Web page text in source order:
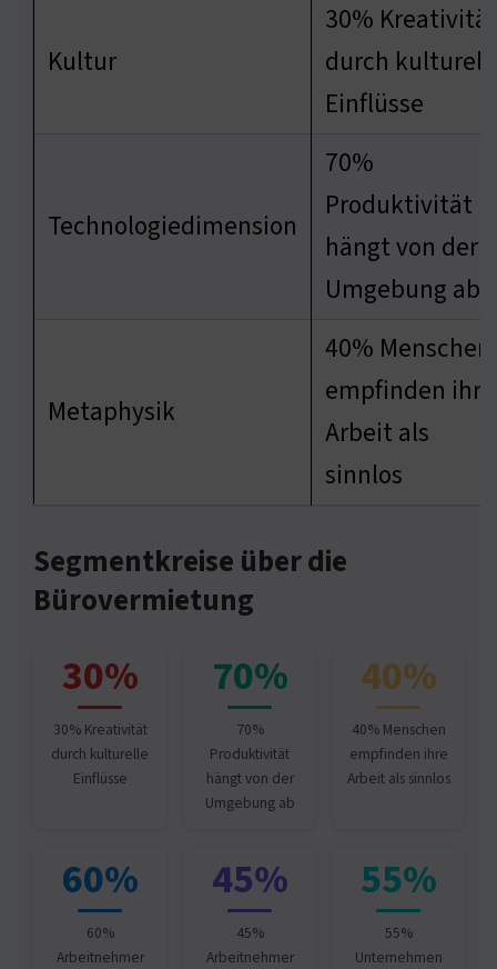
Kultur
30% Kreativität
durch
Einflüsse
Technologiedimension
70%
Produktivität
hängt von der
Umgebung ab
Metaphysik
40% Menschen
empfinden ihre
Arbeit als
sinnlos
Segmentkreise über die
Bürovermietung
30%
30% Kreativität
durch kulturelle
Einflüsse
70%
70%
Produktivität
hängt von der
Umgebung ab
40%
40% Menschen
empfinden ihre
Arbeit als sinnlos
60%
60%
Arbeitnehmer
45%
45%
Arbeitnehmer
55%
55%
Unternehmen